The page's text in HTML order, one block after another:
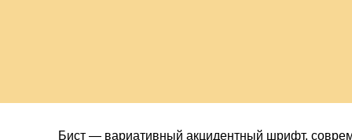
Бист — вариативный акцидентный шрифт,